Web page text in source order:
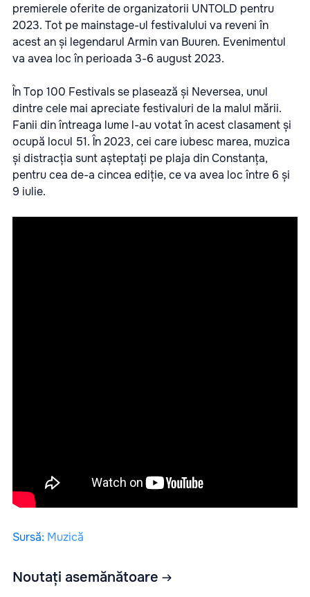
premierele oferite de organizatorii UNTOLD pentru
2023. Tot pe mainstage-ul festivalului va reveni în
acest an și legendarul Armin van Buuren. Evenimentul
va avea loc în perioada 3-6 august 2023.
În Top 100 Festivals se plasează și Neversea, unul
dintre cele mai apreciate festivaluri de la malul mării.
Fanii din întreaga lume l-au votat în acest clasament și
ocupă locul 51. În 2023, cei care iubesc marea, muzica
și distracția sunt așteptați pe plaja din Constanța,
pentru cea de-a cincea ediție, ce va avea loc între 6 și
9 iulie.
Sursă: Muzică
Noutați asemănătoare